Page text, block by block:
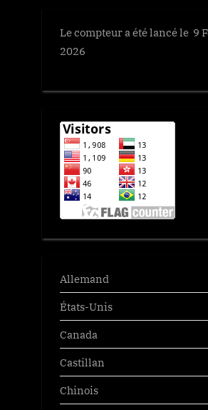
Le compteur a été lancé le 9
2026
Allemand
États-Unis
Canada
Castillan
Chinois